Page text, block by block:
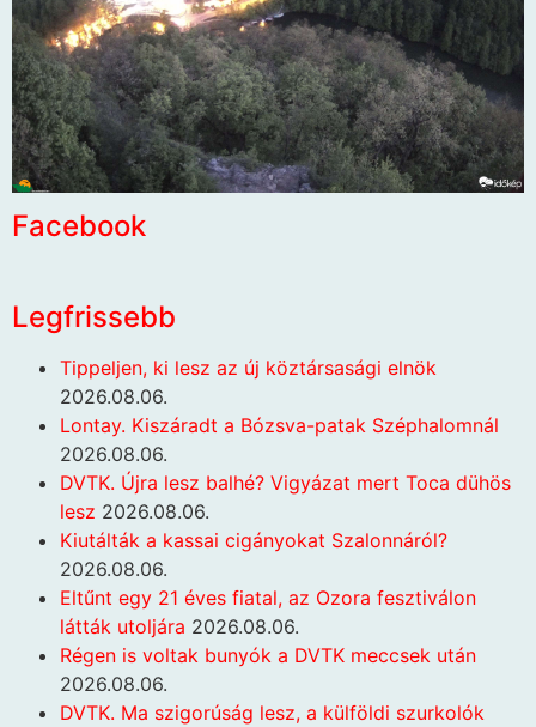
Facebook
Legfrissebb
Tippeljen, ki lesz az új köztársasági elnök
2026.08.06.
Lontay. Kiszáradt a Bózsva-patak Széphalomnál
2026.08.06.
DVTK. Újra lesz balhé? Vigyázat mert Toca dühös
lesz 2026.08.06.
Kiutálták a kassai cigányokat Szalonnáról?
2026.08.06.
Eltűnt egy 21 éves fiatal, az Ozora fesztiválon
látták utoljára 2026.08.06.
Régen is voltak bunyók a DVTK meccsek után
2026.08.06.
DVTK. Ma szigorúság lesz, a külföldi szurkolók